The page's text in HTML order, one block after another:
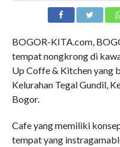
BOGOR-KITA.com,
tempat nongkrong di
Up Coffe & Kitchen yang
Kelurahan Tegal Gundil,
Bogor.
Cafe yang memiliki
tempat yang